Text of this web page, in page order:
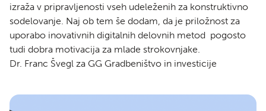
izraža v pripravljenosti vseh udeleženih za konstruktivno
sodelovanje. Naj ob tem še dodam, da je priložnost za
uporabo inovativnih digitalnih delovnih metod pogosto
tudi dobra motivacija za mlade strokovnjake.
Dr. Franc Švegl za GG Gradbeništvo in investicije